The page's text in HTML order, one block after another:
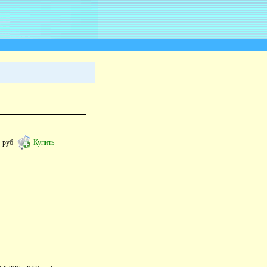
руб Купить